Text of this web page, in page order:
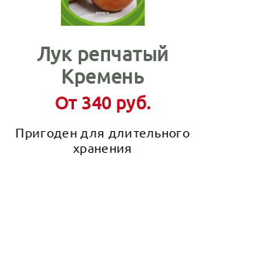
Лук репчатый
Кремень
От 340 руб.
Пригоден для длительного
хранения